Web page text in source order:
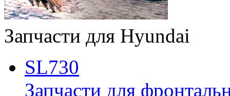
Запчасти для Hyundai
SL730
Запчасти для